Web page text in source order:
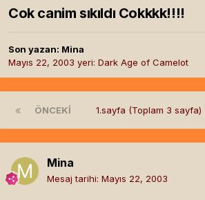
Cok canim sıkıldı Cokkkk!!!!
Son yazan: Mina
Mayıs 22, 2003 yeri: Dark Age of Camelot
ÖNCEKI 1.sayfa (Toplam 3 sayfa)
Mina
Mesaj tarihi: Mayıs 22, 2003